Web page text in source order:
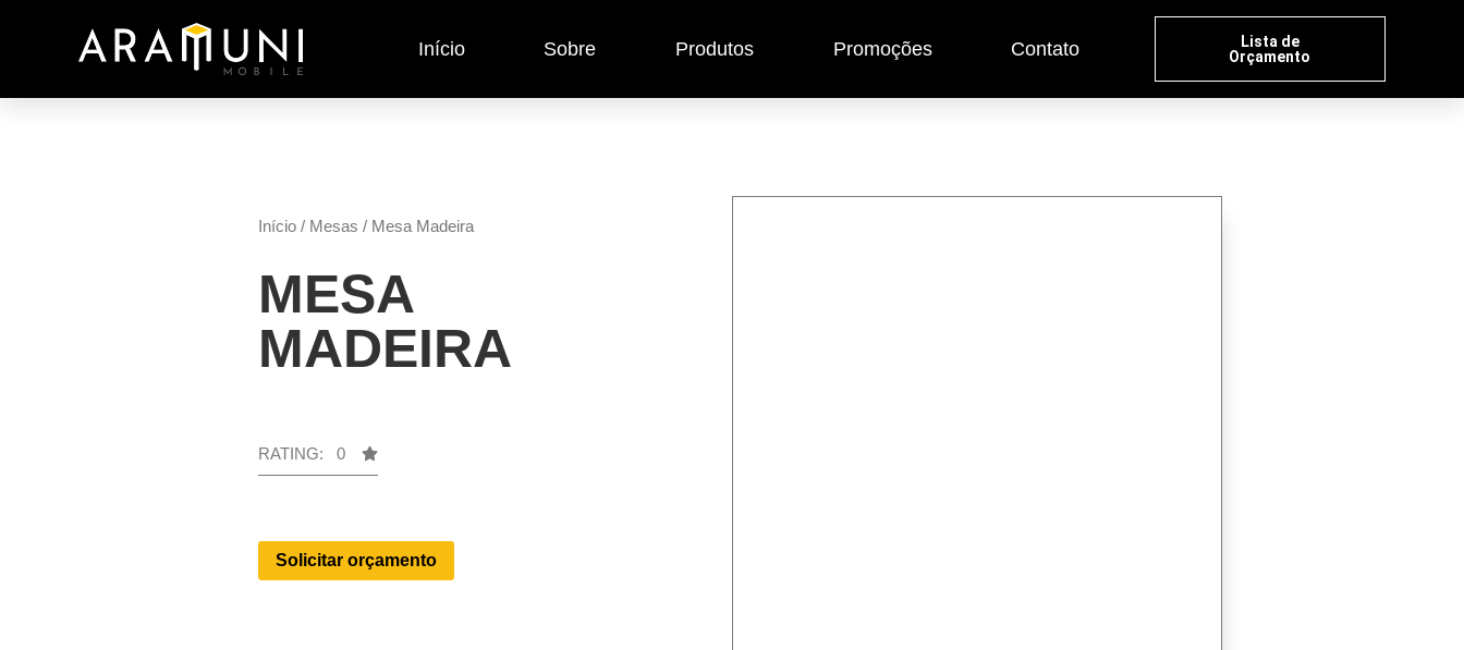
Início Sobre Produtos Promoções Contato
Lista de
Orçamento
Início / Mesas / Mesa Madeira
MESA
MADEIRA
RATING: 0
Solicitar orçamento